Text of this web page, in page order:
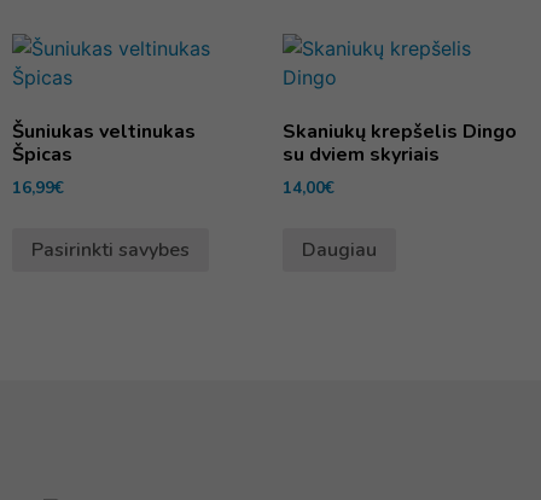
Šuniukas veltinukas
Špicas
16,99€
Pasirinkti savybes
Skaniukų krepšelis Dingo
su dviem skyriais
14,00€
Daugiau